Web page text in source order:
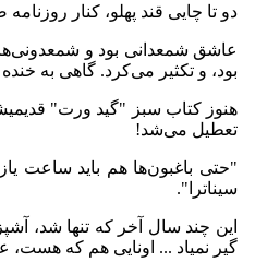
دو تا چایی قند پهلو، کنار
عاشق شمعدانی بود و
بود، و تکثیر می‌‌کرد. گاهی به
هنوز کتاب سبز "گید ورت"
تعطیل می‌‌شد!
"حتی باغبون‌ها هم باید ساعت
سیناترا".
این چند سال آخر که تنها شد،
گیر نمیاد ... اونایی هم که